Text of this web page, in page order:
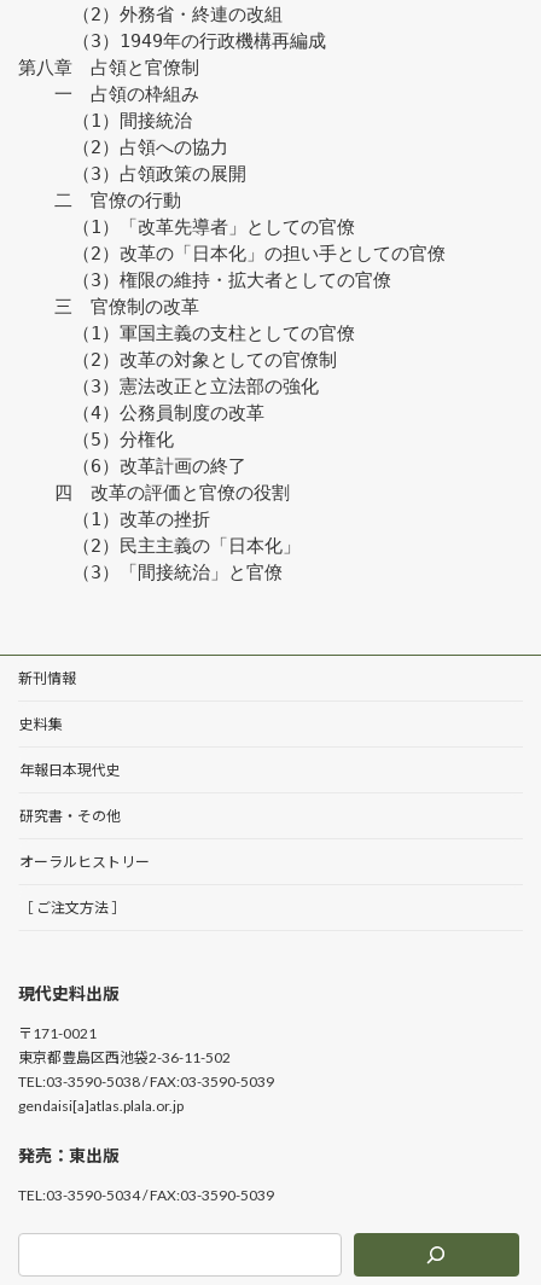
（2）外務省・終連の改組
（3）1949年の行政機構再編成
第八章　占領と官僚制
一　占領の枠組み
（1）間接統治
（2）占領への協力
（3）占領政策の展開
二　官僚の行動
（1）「改革先導者」としての官僚
（2）改革の「日本化」の担い手としての官僚
（3）権限の維持・拡大者としての官僚
三　官僚制の改革
（1）軍国主義の支柱としての官僚
（2）改革の対象としての官僚制
（3）憲法改正と立法部の強化
（4）公務員制度の改革
（5）分権化
（6）改革計画の終了
四　改革の評価と官僚の役割
（1）改革の挫折
（2）民主主義の「日本化」
（3）「間接統治」と官僚
新刊情報
史料集
年報日本現代史
研究書・その他
オーラルヒストリー
［ ご注文方法 ］
現代史料出版
〒171-0021
東京都豊島区西池袋2-36-11-502
TEL:03-3590-5038 / FAX:03-3590-5039
gendaisi[a]atlas.plala.or.jp
発売：東出版
TEL:03-3590-5034 / FAX:03-3590-5039